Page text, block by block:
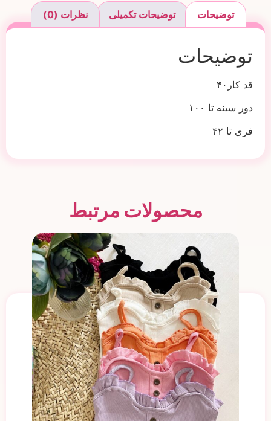
توضیحات توضیحات تکمیلی نظرات (0)
توضیحات
قد کار۴۰
دور سینه تا ۱۰۰
فری تا ۴۲
محصولات مرتبط